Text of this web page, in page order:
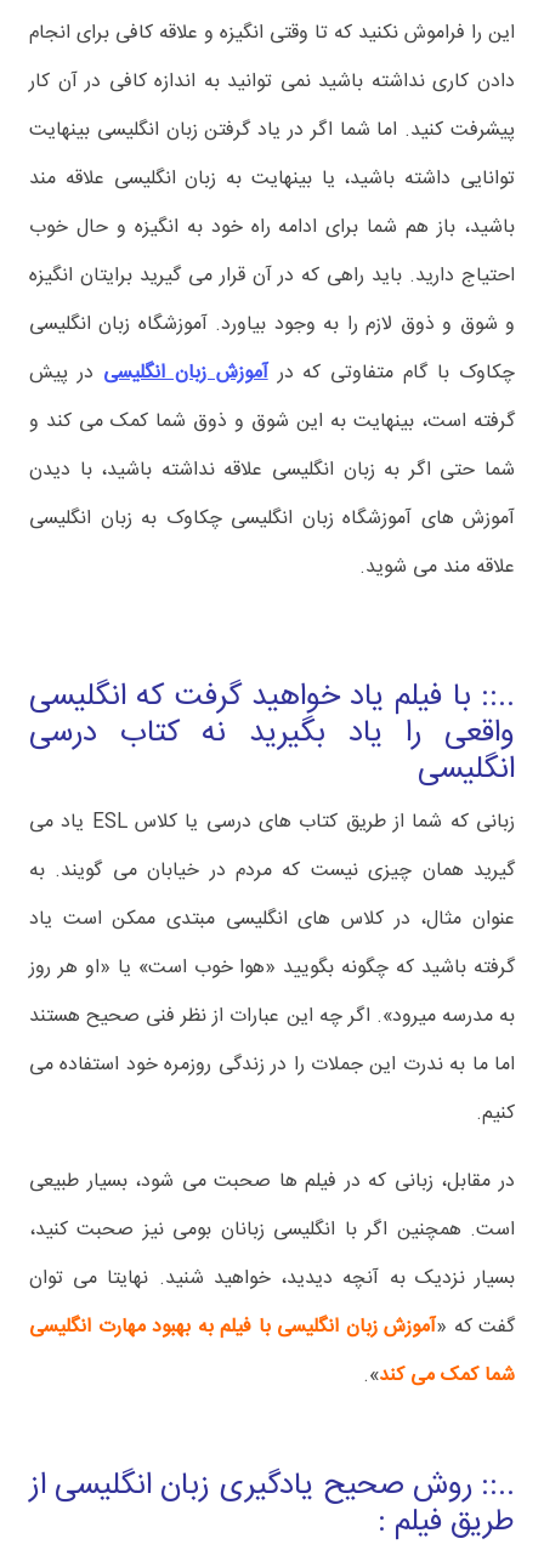
این را فراموش نکنید که تا وقتی انگیزه و علاقه کافی برای انجام
دادن کاری نداشته باشید نمی توانید به اندازه کافی در آن کار
پیشرفت کنید. اما شما اگر در یاد گرفتن زبان انگلیسی بینهایت
توانایی داشته باشید، یا بینهایت به زبان انگلیسی علاقه مند
باشید، باز هم شما برای ادامه راه خود به انگیزه و حال خوب
احتیاج دارید. باید راهی که در آن قرار می گیرید برایتان انگیزه
و شوق و ذوق لازم را به وجود بیاورد. آموزشگاه زبان انگلیسی
چکاوک با گام متفاوتی که درآموزش زبان انگلیسی در پیش
گرفته است، بینهایت به این شوق و ذوق شما کمک می کند و
شما حتی اگر به زبان انگلیسی علاقه نداشته باشید، با دیدن
آموزش های آموزشگاه زبان انگلیسی چکاوک به زبان انگلیسی
علاقه مند می شوید.
..:: با فیلم یاد خواهید گرفت که انگلیسی
واقعی را یاد بگیرید نه کتاب درسی
انگلیسی
زبانی که شما از طریق کتاب های درسی یا کلاس ESL یاد می
گیرید همان چیزی نیست که مردم در خیابان می گویند. به
عنوان مثال، در کلاس های انگلیسی مبتدی ممکن است یاد
گرفته باشید که چگونه بگویید «هوا خوب است» یا «او هر روز
به مدرسه میرود». اگر چه این عبارات از نظر فنی صحیح هستند
اما ما به ندرت این جملات را در زندگی روزمره خود استفاده می
کنیم.
در مقابل، زبانی که در فیلم ها صحبت می شود، بسیار طبیعی
است. همچنین اگر با انگلیسی زبانان بومی نیز صحبت کنید،
بسیار نزدیک به آنچه دیدید، خواهید شنید. نهایتا می توان
گفت که «آموزش زبان انگلیسی با فیلم به بهبود مهارت انگلیسی
شما کمک می کند».
..:: روش صحیح یادگیری زبان انگلیسی از
طریق فیلم :